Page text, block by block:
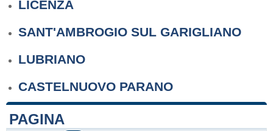
LICENZA
SANT'AMBROGIO SUL GARIGLIANO
LUBRIANO
CASTELNUOVO PARANO
PAGINA